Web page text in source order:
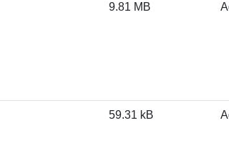
9.81 MB
59.31 kB